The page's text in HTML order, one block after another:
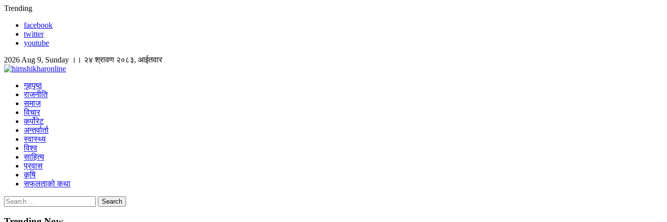
Skip
content
Trending
facebook
twitter
youtube
2026 Aug 9, Sunday ।। २४ श्रावण २०८३, आईतवार
Himshikhar Online
गृहपृष्ठ
राजनीति
समाज
विचार
कर्पोरेट
अन्तर्वार्ता
स्वास्थ्य
विश्व
साहित्य
प्रवास
कृषि
सफलताको कथा
Search
for: